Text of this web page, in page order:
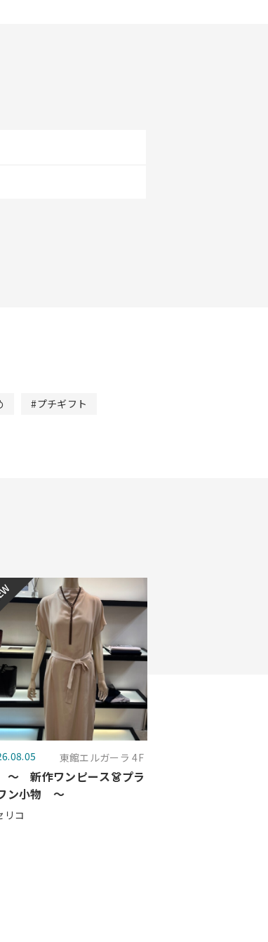
#プチギフト
東館エルガーラ 4F
新作ワンピース👗プラ
ン小物 ～
リコ